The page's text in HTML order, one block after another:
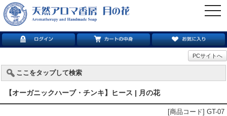
PCサイトへ
ここをタップして検索
【オーガニックハーブ・チンキ】ヒース | 月の花
[商品コード] GT-07